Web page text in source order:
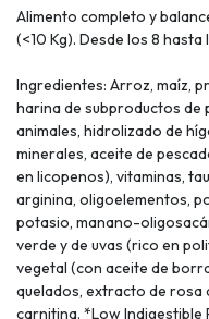
Alimento completo y
(<10 Kg). Desde los 8 hasta
Ingredientes: Arroz, maíz,
harina de subproductos de
animales, hidrolizado de
minerales, aceite de
en licopenos), vitaminas,
arginina, oligoelementos,
potasio, manano-
verde y de uvas (rico en
vegetal (con aceite de
quelados, extracto de rosa
carnitina. *Low Indigestible